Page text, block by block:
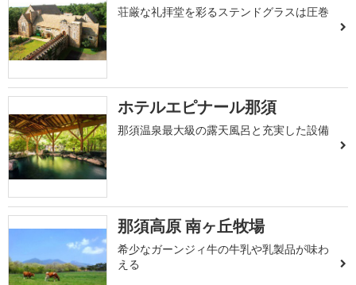
荘厳な礼拝堂を彩るステンドグラスは圧巻
ホテルエピナール那須
那須温泉最大級の露天風呂と充実した設備
那須高原 南ヶ丘牧場
希少なガーンジィ牛の牛乳や乳製品が味わ
える